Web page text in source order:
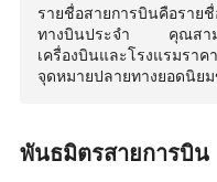
รายชื่อสายการบินคือราย
ทางบินประจำ คุณสามา
เครื่องบินและโรงแรมรา
จุดหมายปลายทางยอดนิย
พันธมิตรสายการบิน